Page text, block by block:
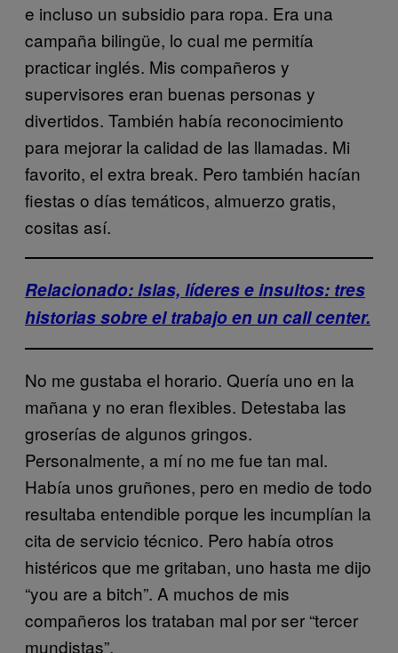
e incluso un subsidio para ropa. Era una
campaña bilingüe, lo cual me permitía
practicar inglés. Mis compañeros y
supervisores eran buenas personas y
divertidos. También había reconocimiento
para mejorar la calidad de las llamadas. Mi
favorito, el extra break. Pero también hacían
fiestas o días temáticos, almuerzo gratis,
cositas así.
Relacionado: Islas, líderes e insultos: tres
historias sobre el trabajo en un call center.
No me gustaba el horario. Quería uno en la
mañana y no eran flexibles. Detestaba las
groserías de algunos gringos.
Personalmente, a mí no me fue tan mal.
Había unos gruñones, pero en medio de todo
resultaba entendible porque les incumplían la
cita de servicio técnico. Pero había otros
histéricos que me gritaban, uno hasta me dijo
“you are a bitch”. A muchos de mis
compañeros los trataban mal por ser “tercer
mundistas”.